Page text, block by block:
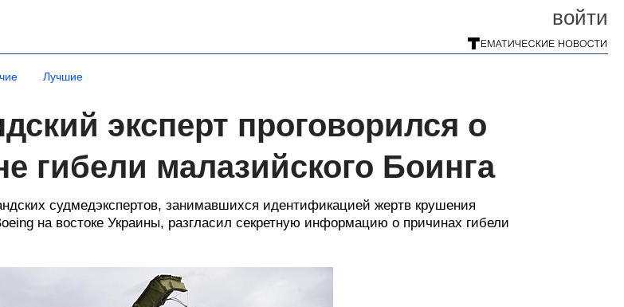
войти
Лучшие
эксперт проговорился о
гибели малазийского Боинга
судмедэкспертов, занимавшихся идентификацией жертв крушения
на востоке Украины, разгласил секретную информацию о причинах гибели